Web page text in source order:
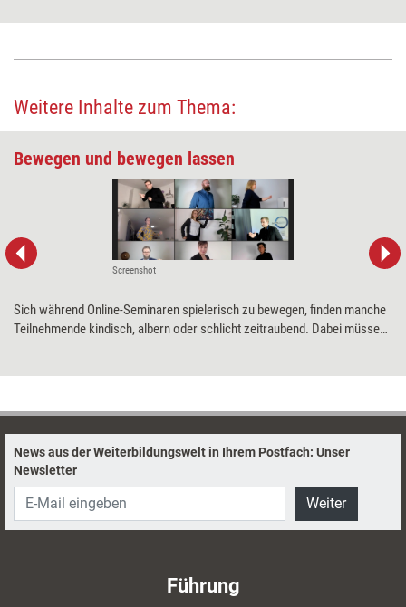
Weitere Inhalte zum Thema:
Bewegen und bewegen lassen
Screenshot
Sich während Online-Seminaren spielerisch zu bewegen, finden manche
Teilnehmende kindisch, albern oder schlicht zeitraubend. Dabei müssen
News aus der Weiterbildungswelt in Ihrem Postfach: Unser
Newsletter
Weiter
Führung